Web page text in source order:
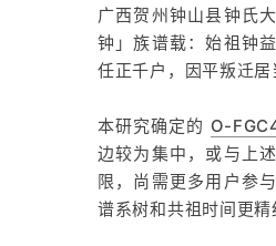
广西贺州钟山县钟氏
钟」族谱载：始祖钟
任正千户，因平叛迁居
本研究确定的 O-
边较为集中，或与上
限，尚需更多用户参
谱系树和共祖时间更精